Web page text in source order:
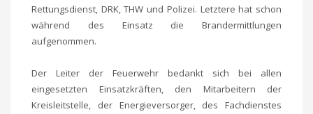
Rettungsdienst, DRK, THW und Polizei. Letztere hat schon
während des Einsatz die Brandermittlungen
aufgenommen.
Der Leiter der Feuerwehr bedankt sich bei allen
eingesetzten Einsatzkräften, den Mitarbeitern der
Kreisleitstelle, der Energieversorger, des Fachdienstes